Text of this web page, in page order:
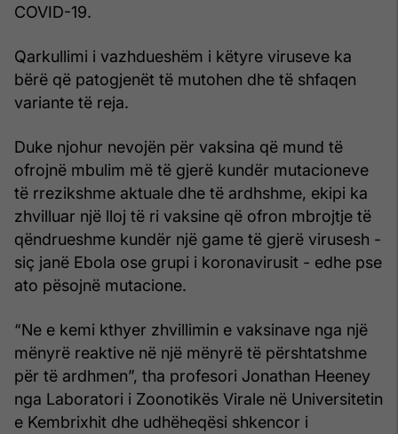
COVID-19.
Qarkullimi i vazhdueshëm i këtyre viruseve ka
bërë që patogjenët të mutohen dhe të shfaqen
variante të reja.
Duke njohur nevojën për vaksina që mund të
ofrojnë mbulim më të gjerë kundër mutacioneve
të rrezikshme aktuale dhe të ardhshme, ekipi ka
zhvilluar një lloj të ri vaksine që ofron mbrojtje të
qëndrueshme kundër një game të gjerë virusesh -
siç janë Ebola ose grupi i koronavirusit - edhe pse
ato pësojnë mutacione.
“Ne e kemi kthyer zhvillimin e vaksinave nga një
mënyrë reaktive në një mënyrë të përshtatshme
për të ardhmen”, tha profesori Jonathan Heeney
nga Laboratori i Zoonotikës Virale në Universitetin
e Kembrixhit dhe udhëheqësi shkencor i